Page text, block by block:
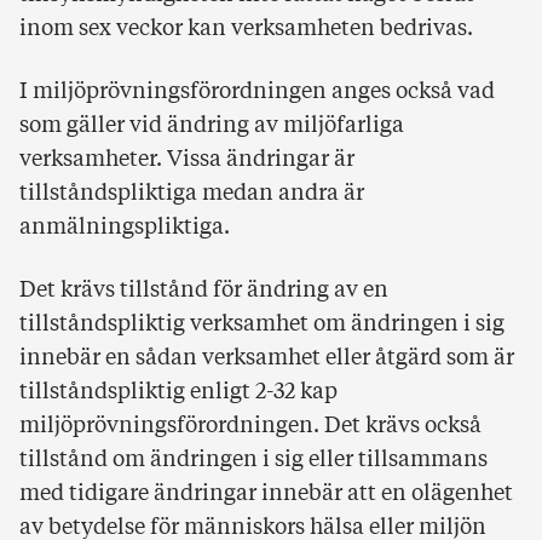
inom sex veckor kan verksamheten bedrivas.
I miljöprövningsförordningen anges också vad
som gäller vid ändring av miljöfarliga
verksamheter. Vissa ändringar är
tillståndspliktiga medan andra är
anmälningspliktiga.
Det krävs tillstånd för ändring av en
tillståndspliktig verksamhet om ändringen i sig
innebär en sådan verksamhet eller åtgärd som är
tillståndspliktig enligt 2-32 kap
miljöprövningsförordningen. Det krävs också
tillstånd om ändringen i sig eller tillsammans
med tidigare ändringar innebär att en olägenhet
av betydelse för människors hälsa eller miljön